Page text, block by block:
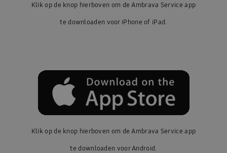
Klik op de knop hierboven om de Ambrava Service app
te downloaden voor iPhone of iPad.
Klik op de knop hierboven om de Ambrava Service app
te downloaden voor Android.